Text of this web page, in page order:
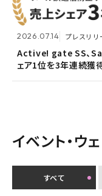
2026.07.14 プレスリリ
Active! gate SS、
ェア1位を3年連続獲
2026.06.18 プレスリ
富山県内7信用金庫、
お知らせ
イベント・ウ
すべて